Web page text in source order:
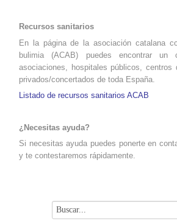
Recursos sanitarios
En la página de la asociación catalana
bulimia (ACAB) puedes encontrar un
asociaciones, hospitales públicos, centros
privados/concertados de toda España.
Listado de recursos sanitarios ACAB
¿Necesitas ayuda?
Si necesitas ayuda puedes ponerte en
y te contestaremos rápidamente.